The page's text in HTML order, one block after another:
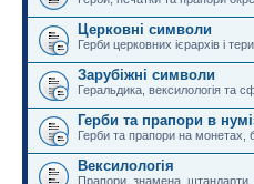
Церковні символи
Герби церковних ієрархів і
Зарубіжні символи
Геральдика, вексилологія та
Герби та прапори в
Герби та прапори на монетах,
Вексилологія
Прапори, знамена, штандарти,